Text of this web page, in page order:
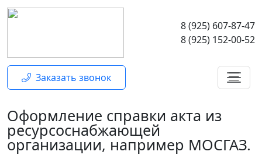
8 (925) 607-87-47
8 (925) 152-00-52
Заказать звонок
Оформление справки акта из
ресурсоснабжающей
организации, например МОСГАЗ.